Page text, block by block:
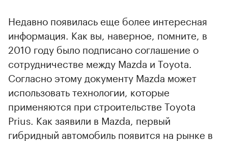
Недавно появилась еще более интересная
информация. Как вы, наверное, помните, в
2010 году было подписано соглашение о
сотрудничестве между Mazda и Toyota.
Согласно этому документу Mazda может
использовать технологии, которые
применяются при строительстве Toyota
Prius. Как заявили в Mazda, первый
гибридный автомобиль появится на рынке в